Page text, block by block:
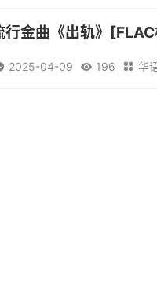
行金曲《出轨》
曲《出轨》[FLAC格式]所属
排练,我们都有准备…像一首
2025-04-09  196  华